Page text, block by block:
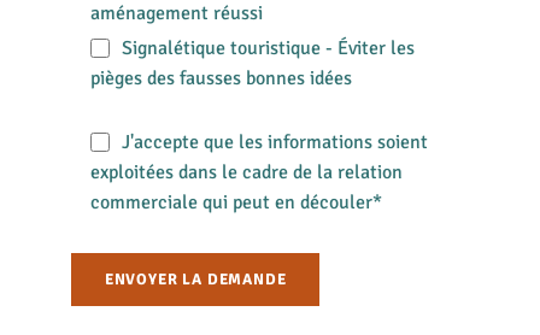
aménagement réussi
Signalétique touristique - Éviter les
pièges des fausses bonnes idées
J'accepte que les informations soient
exploitées dans le cadre de la relation
commerciale qui peut en découler*